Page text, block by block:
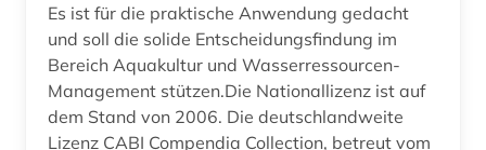
Wirtschaftswissenschaften (2)
Wissenschaftskunde, Forschung, Hochschul-,
Museumswesen (0)
Es ist für die praktische Anwendung gedacht
und soll die solide Entscheidungsfindung im
Bereich Aquakultur und Wasserressourcen-
Management stützen.Die Nationallizenz ist auf
dem Stand von 2006. Die deutschlandweite
Lizenz CABI Compendia Collection, betreut vom